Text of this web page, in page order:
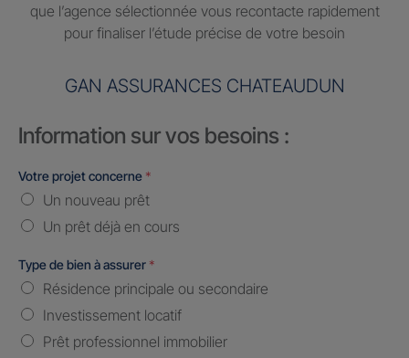
que l’agence sélectionnée vous recontacte rapidement
pour finaliser l’étude précise de votre besoin
GAN ASSURANCES CHATEAUDUN
Information sur vos besoins :
Votre projet concerne *
Un nouveau prêt
Un prêt déjà en cours
Type de bien à assurer *
Résidence principale ou secondaire
Investissement locatif
Prêt professionnel immobilier